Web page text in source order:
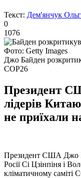
Текст: Дем'янчук
0
1076
Фото: Getty Images
Джо Байден
COP26
Президент
лідерів
не приїхали
Президент США Джо
Росії Сі Цзінпіня і
кліматичному саміті